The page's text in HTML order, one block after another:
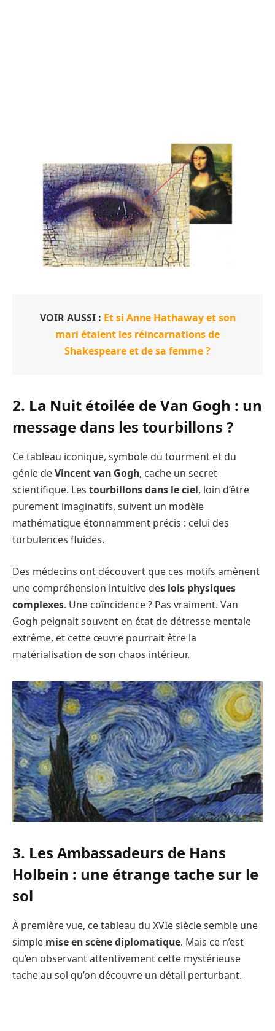
VOIR AUSSI : Et si Anne Hathaway et son
mari étaient les réincarnations de
Shakespeare et de sa femme ?
2. La Nuit étoilée de Van Gogh : un
message dans les tourbillons ?
Ce tableau iconique, symbole du tourment et du
génie deVincent van Gogh, cache un secret
scientifique. Les tourbillons dans le ciel, loin d’être
purement imaginatifs, suivent un modèle
mathématique étonnamment précis : celui des
turbulences fluides.
Des médecins ont découvert que ces motifs amènent
une compréhension intuitive des lois physiques
complexes. Une coïncidence ? Pas vraiment. Van
Gogh peignait souvent en état de détresse mentale
extrême, et cette œuvre pourrait être la
matérialisation de son chaos intérieur.
3. Les Ambassadeurs de Hans
Holbein : une étrange tache sur le
sol
À première vue, ce tableau du XVIe siècle semble une
simple mise en scène diplomatique. Mais ce n’est
qu’en observant attentivement cette mystérieuse
tache au sol qu’on découvre un détail perturbant.